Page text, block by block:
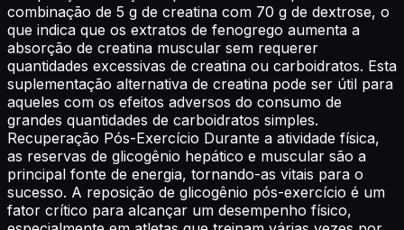
combinação de 5 g de creatina com 70 g de dextrose, o
que indica que os extratos de fenogrego aumenta a
absorção de creatina muscular sem requerer
quantidades excessivas de creatina ou carboidratos. Esta
suplementação alternativa de creatina pode ser útil para
aqueles com os efeitos adversos do consumo de
grandes quantidades de carboidratos simples.
Recuperação Pós-Exercício Durante a atividade física,
as reservas de glicogênio hepático e muscular são a
principal fonte de energia, tornando-as vitais para o
sucesso. A reposição de glicogênio pós-exercício é um
fator crítico para alcançar um desempenho físico,